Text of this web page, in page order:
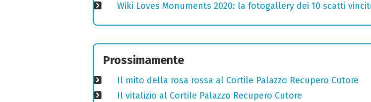
Wiki Loves Monuments 2020: la fotogallery dei 10 scatti
Prossimamente
Il mito della rosa rossa al Cortile Palazzo Recupero Cutore
Il vitalizio al Cortile Palazzo Recupero Cutore